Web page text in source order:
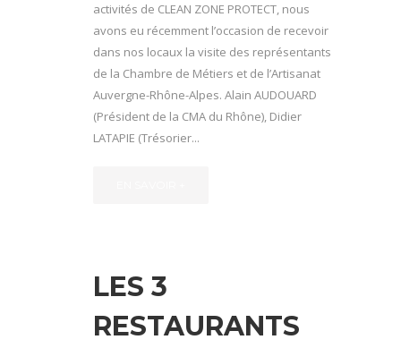
activités de CLEAN ZONE PROTECT, nous
avons eu récemment l’occasion de recevoir
dans nos locaux la visite des représentants
de la Chambre de Métiers et de l’Artisanat
Auvergne-Rhône-Alpes. Alain AUDOUARD
(Président de la CMA du Rhône), Didier
LATAPIE (Trésorier...
LES 3
RESTAURANTS